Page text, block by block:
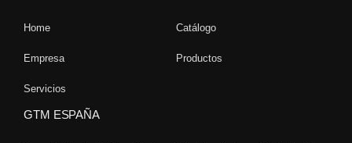
Home Catálogo
Empresa Productos
Servicios
GTM ESPAÑA